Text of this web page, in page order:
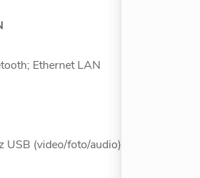
Ethernet LAN
USB (video/foto/audio)